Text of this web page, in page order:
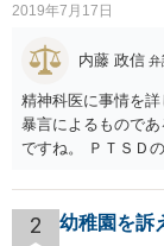
2019年7月17日
内藤 政信 弁
精神科医に事情を詳
暴言によるもので
ですね。 ＰＴＳＤ
2 幼稚園を訴